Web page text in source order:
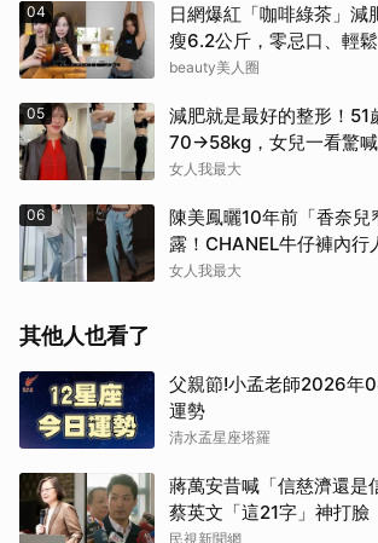
04
日網爆紅「咖啡綠茶」減
瘦6.2公斤，零忌口、輕
小！
beauty美人圈
05
減肥就是最好的整形！51
70→58kg，女兒一看驚
女人我最大
06
陳美鳳曬10年前「香奈兒
露！CHANEL牛仔褲內行
必看這幾條
女人我最大
其他人也看了
父親節!小孟老師2026年
運勢
清水孟星座塔羅
蔣萬安昔喊「信慈濟還是
蔡英文「這21字」神打臉
民視新聞網